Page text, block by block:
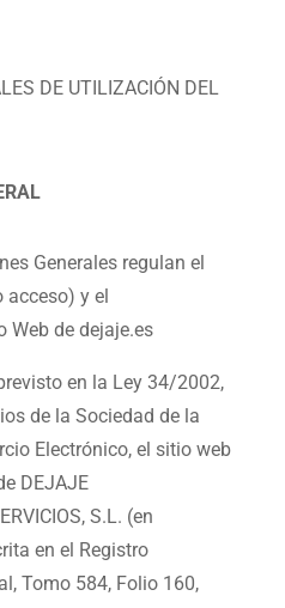
DE UTILIZACIÓN DEL
Generales regulan el
acceso) y el
de dejaje.es
en la Ley 34/2002,
de la Sociedad de la
Electrónico, el sitio web
DEJAJE
S.L. (en
en el Registro
Tomo 584, Folio 160,